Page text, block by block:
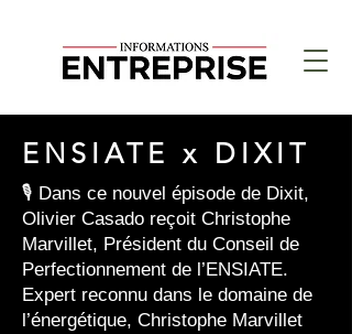
ENSIATE x DIXIT
🎙️ Dans ce nouvel épisode de Dixit,
Olivier Casado reçoit Christophe
Marvillet, Président du Conseil de
Perfectionnement de l’ENSIATE.
Expert reconnu dans le domaine de
l’énergétique, Christophe Marvillet